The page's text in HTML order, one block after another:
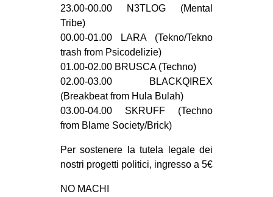
MIGRAZIONI
PRECARIATO
REPRESSIONE
CULTURE
ARTE
CINEMA
23.00-00.00 N3TLOG (Mental
Tribe)
00.00-01.00 LARA (Tekno/Tekno
trash from Psicodelizie)
01.00-02.00 BRUSCA (Techno)
02.00-03.00 BLACKQIREX
(Breakbeat from Hula Bulah)
03.00-04.00 SKRUFF (Techno
from Blame Society/Brick)
Per sostenere la tutela legale dei
nostri progetti politici, ingresso a 5€
NO MACHI